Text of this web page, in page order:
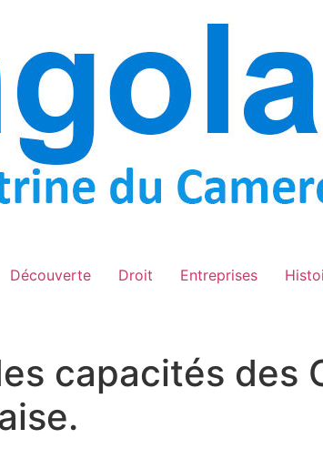
Découverte Droit Entreprises
capacités des